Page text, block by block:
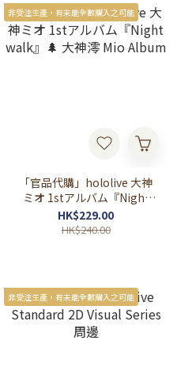
非受注生產，有未能全數購入之可能
「官品代購」hololive 大神
ミオ 1stアルバム『Night
walk』🌲 大神澪 Mio
Album
HK$229.00
HK$240.00
非受注生產，有未能全數購入之可能